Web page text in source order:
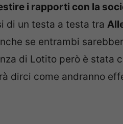
i rapporti con la
di un testa a testa tra
se entrambi
di Lotito però è stata
dirci come andranno